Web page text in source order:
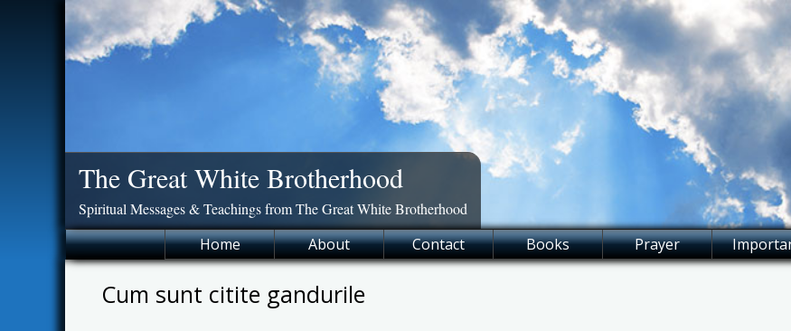
The Great White Brotherhood
Spiritual Messages & Teachings from The Great White Brotherhood
Home About Contact Books Prayer
Cum sunt citite gandurile